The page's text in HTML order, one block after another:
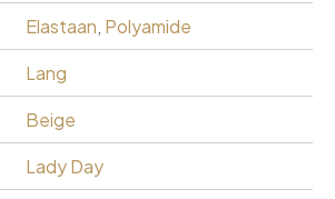
Elastaan, Polyamide
Lang
Beige
Lady Day